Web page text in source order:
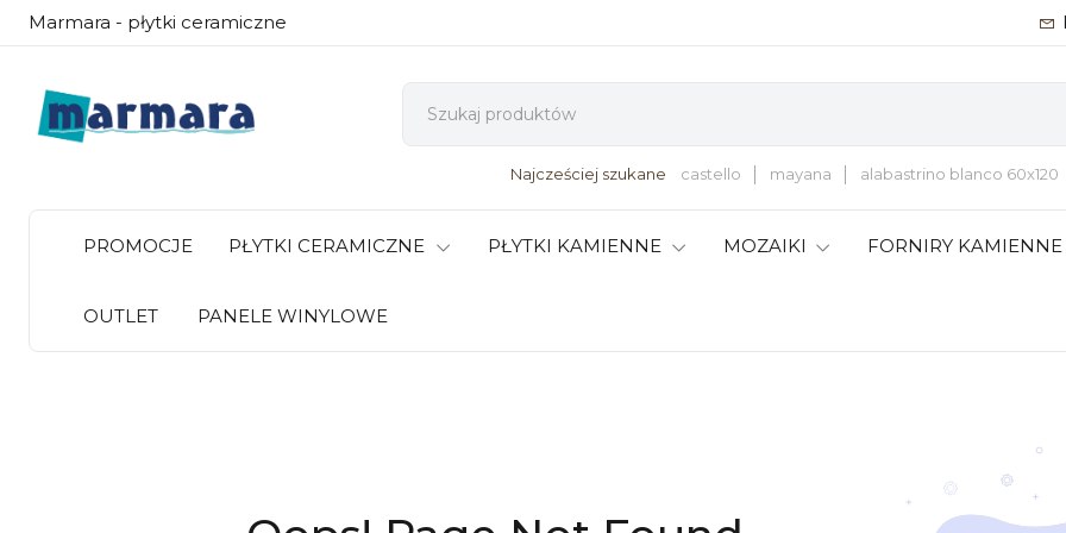
Marmara - płytki ceramiczne
Najcześciej szukane castello mayana alabastrino blanco 60x120
PROMOCJE PŁYTKI CERAMICZNE PŁYTKI KAMIENNE MOZAIKI FORNIRY KAMIENNE
OUTLET PANELE WINYLOWE